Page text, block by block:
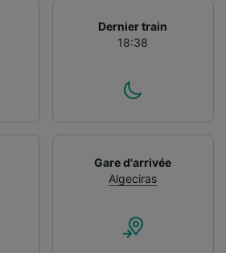
Dernier train
18:38
Gare d'arrivée
Algeciras